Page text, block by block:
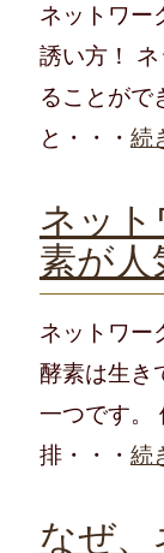
ネットワー
誘い方！
ることがで
と・・・ 続
ネッ
素が人
ネットワー
酵素は生き
一つです。
排・・・ 続
なぜ、